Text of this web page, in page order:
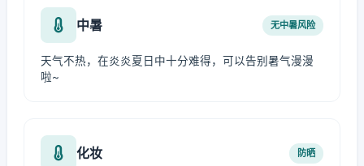
中暑 无中暑风险
天气不热，在炎炎夏日中十分难得，可以告别暑气漫漫
啦~
化妆 防晒